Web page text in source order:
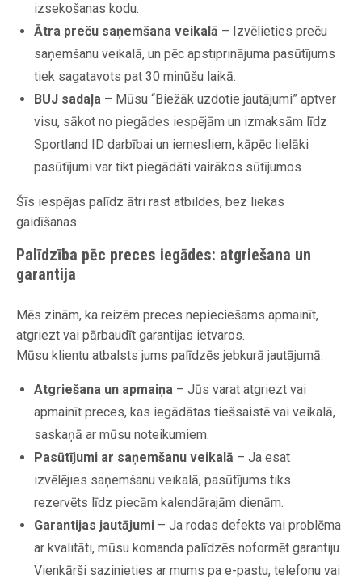
izsekošanas kodu.
Ātra preču saņemšana veikalā – Izvēlieties preču
saņemšanu veikalā, un pēc apstiprinājuma pasūtījums
tiek sagatavots pat 30 minūšu laikā.
BUJ sadaļa – Mūsu “Biežāk uzdotie jautājumi” aptver
visu, sākot no piegādes iespējām un izmaksām līdz
Sportland ID darbībai un iemesliem, kāpēc lielāki
pasūtījumi var tikt piegādāti vairākos sūtījumos.
Šīs iespējas palīdz ātri rast atbildes, bez liekas
gaidīšanas.
Palīdzība pēc preces iegādes: atgriešana un
garantija
Mēs zinām, ka reizēm preces nepieciešams apmainīt,
atgriezt vai pārbaudīt garantijas ietvaros.
Mūsu klientu atbalsts jums palīdzēs jebkurā jautājumā:
Atgriešana un apmaiņa – Jūs varat atgriezt vai
apmainīt preces, kas iegādātas tiešsaistē vai veikalā,
saskaņā ar mūsu noteikumiem.
Pasūtījumi ar saņemšanu veikalā – Ja esat
izvēlējies saņemšanu veikalā, pasūtījums tiks
rezervēts līdz piecām kalendārajām dienām.
Garantijas jautājumi – Ja rodas defekts vai problēma
ar kvalitāti, mūsu komanda palīdzēs noformēt garantiju.
Vienkārši sazinieties ar mums pa e-pastu, telefonu vai